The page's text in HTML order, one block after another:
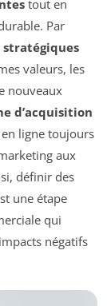
tout en
Par
stratégiques
valeurs, les
nouveaux
d’acquisition
ligne toujours
aux
définir des
une étape
qui
négatifs